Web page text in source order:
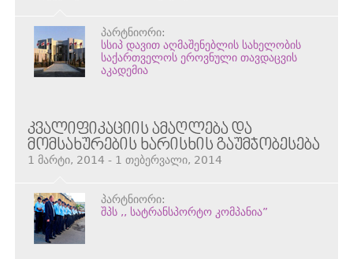
პარტნიორი:
სსიპ დავით აღმაშენებლის სახელობის
საქართველოს ეროვნული თავდაცვის
აკადემია
ᲙᲕᲐᲚᲘᲤᲘᲙᲐᲪᲘᲘᲡ ᲐᲛᲐᲦᲚᲔᲑᲐ ᲓᲐ
ᲛᲝᲛᲡᲐᲮᲣᲠᲔᲑᲘᲡ ᲮᲐᲠᲘᲡᲮᲘᲡ ᲒᲐᲣᲛᲯᲝᲑᲔᲡᲔᲑᲐ
1 მარტი, 2014 - 1 თებერვალი, 2014
პარტნიორი:
შპს ,, სატრანსპორტო კომპანია”